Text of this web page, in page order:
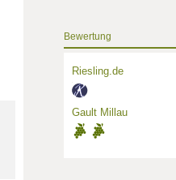
Bewertung
Riesling.de
Gault Millau